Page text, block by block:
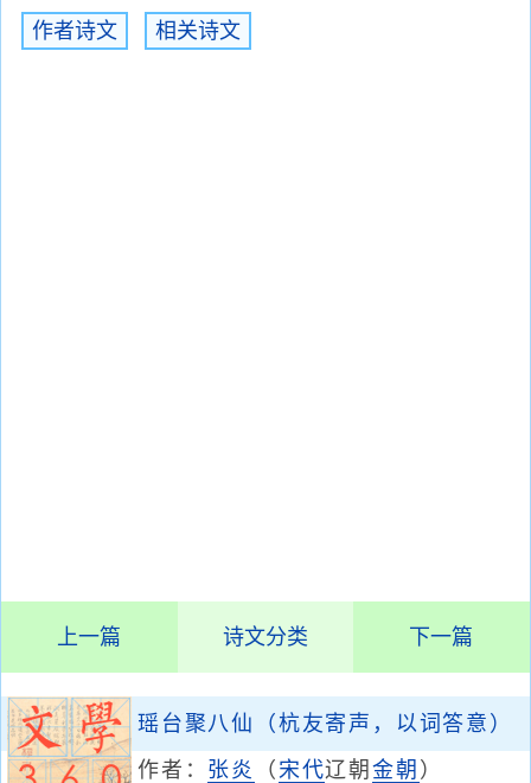
作者诗文 相关诗文
上一篇 诗文分类 下一篇
瑶台聚八仙（杭友寄声，以词答意）
作者： 张炎 （ 宋代辽朝金朝 ）